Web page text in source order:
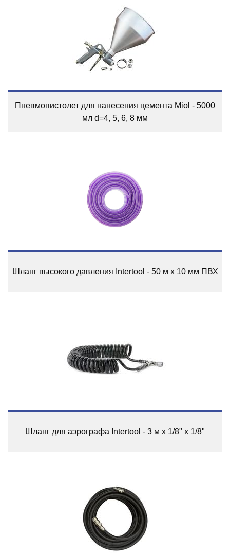
Пневмопистолет для нанесения цемента Miol - 5000
мл d=4, 5, 6, 8 мм
Шланг высокого давления Intertool - 50 м x 10 мм ПВХ
Шланг для аэрографа Intertool - 3 м x 1/8" x 1/8"